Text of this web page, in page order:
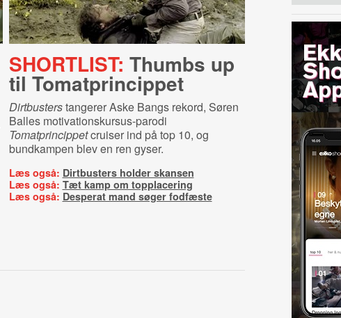
SHORTLIST: Thumbs up
til To­mat­prin­cip­pet
Dirtbusterstangerer Aske Bangs rekord, Søren
Balles motivationskursus-parodi
Tomatprincippetcruiser ind på top 10, og
bundkampen blev en ren gyser.
Læs også: Dirtbusters holder skansen
Læs også: Tæt kamp om topplacering
Læs også: Desperat mand søger fodfæste